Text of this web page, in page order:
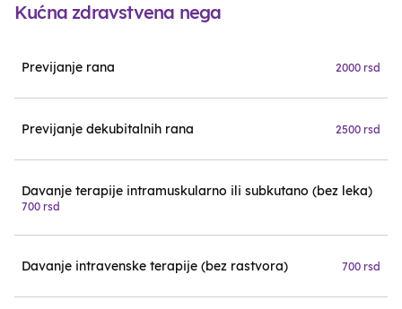
Kućna zdravstvena nega
Previjanje rana 2000 rsd
Previjanje dekubitalnih rana 2500 rsd
Davanje terapije intramuskularno ili subkutano (bez leka)
700 rsd
Davanje intravenske terapije (bez rastvora) 700 rsd